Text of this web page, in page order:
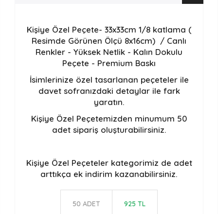
Kişiye Özel Peçete- 33x33cm 1/8 katlama (
Resimde Görünen Ölçü 8x16cm) / Canlı
Renkler - Yüksek Netlik - Kalın Dokulu
Peçete - Premium Baskı
İsimlerinize özel tasarlanan peçeteler ile
davet sofranızdaki detaylar ile fark
yaratın.
Kişiye Özel Peçetemizden minumum 50
adet sipariş oluşturabilirsiniz.
Kişiye Özel Peçetelerkategorimiz de adet
arttıkça ek indirim kazanabilirsiniz.
50 ADET 925 TL